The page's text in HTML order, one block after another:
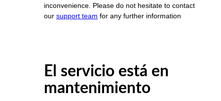
inconvenience. Please do not hesitate to contact
our support team for any further information
El servicio está en
mantenimiento